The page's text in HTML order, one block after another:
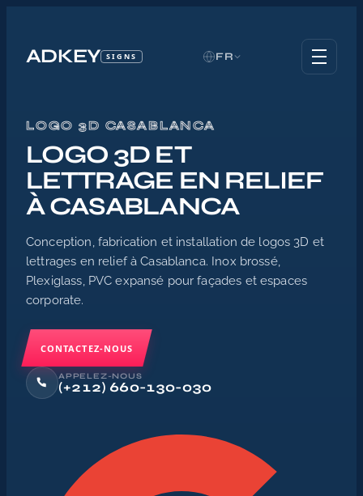
ADKEY SIGNS FR
Accueil
/
Logo 3D Maroc
/
Logo 3D Casablanca
LOGO 3D CASABLANCA
LOGO 3D ET
LETTRAGE EN RELIEF
À CASABLANCA
Conception, fabrication et installation de logos 3D et
lettrages en relief à Casablanca. Inox brossé,
Plexiglass, PVC expansé pour façades et espaces
corporate.
CONTACTEZ-NOUS
APPELEZ-NOUS
(+212) 660-130-030